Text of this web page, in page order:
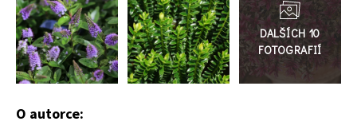
do
galerie
O autorce: